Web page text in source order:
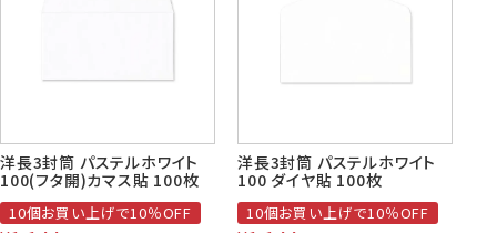
洋長3封筒 パステルホワイト
100(フタ開)カマス貼 100枚
10個お買い上げで10％OFF
洋長3封筒 パステルホワイト
100 ダイヤ貼 100枚
10個お買い上げで10％OFF